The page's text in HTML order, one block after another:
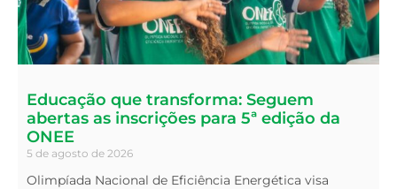
Educação que transforma: Seguem
abertas as inscrições para 5ª edição da
ONEE
5 de agosto de 2026
Olimpíada Nacional de Eficiência Energética visa